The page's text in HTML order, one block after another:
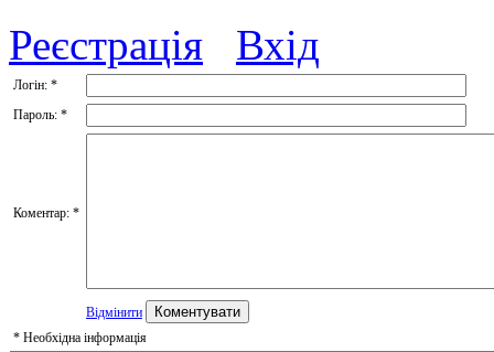
Реєстрація Вхід
Логін: *
Пароль: *
Коментар: *
Відмінити
* Необхідна інформація